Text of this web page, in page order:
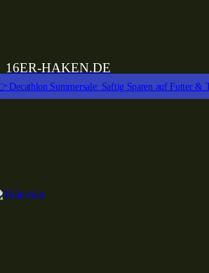
16ER-HAKEN.DE
Decathlon Summersale: Saftig Sparen auf Futter &